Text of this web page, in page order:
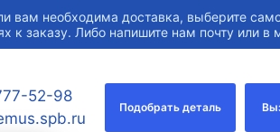
вам необходима доставка, выберите
к заказу. Либо напишите нам почту или
52-98
Подобрать деталь